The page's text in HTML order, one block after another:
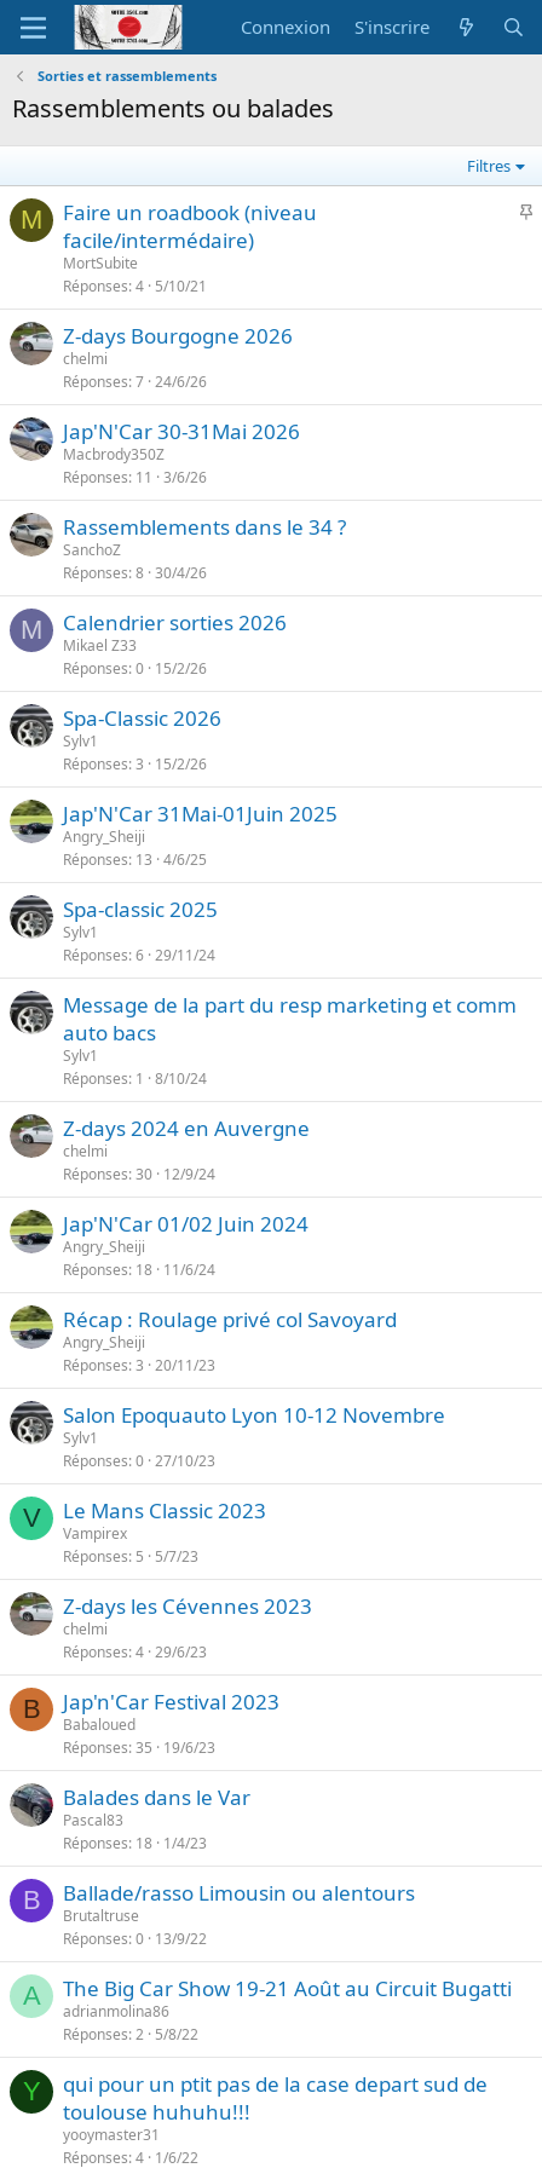
Connexion S'inscrire
Sorties et rassemblements
Rassemblements ou balades
Filtres
M
I
r
t
Faire un roadbook (niveau
facile/intermédaire)
MortSubite
Réponses 4 5/10/21
Z-days Bourgogne 2026
chelmi
Réponses 7 24/6/26
Jap'N'Car 30-31Mai 2026
Macbrody350Z
Réponses 11 3/6/26
Rassemblements dans le 34 ?
SanchoZ
Réponses 8 30/4/26
M Calendrier sorties 2026
Mikael Z33
Réponses 0 15/2/26
Spa-Classic 2026
Sylv1
Réponses 3 15/2/26
Jap'N'Car 31Mai-01Juin 2025
Angry_Sheiji
Réponses 13 4/6/25
Spa-classic 2025
Sylv1
Réponses 6 29/11/24
Message de la part du resp marketing et comm
auto bacs
Sylv1
Réponses 1 8/10/24
Z-days 2024 en Auvergne
chelmi
Réponses 30 12/9/24
Jap'N'Car 01/02 Juin 2024
Angry_Sheiji
Réponses 18 11/6/24
Récap : Roulage privé col Savoyard
Angry_Sheiji
Réponses 3 20/11/23
Salon Epoquauto Lyon 10-12 Novembre
Sylv1
Réponses 0 27/10/23
V Le Mans Classic 2023
Vampirex
Réponses 5 5/7/23
Z-days les Cévennes 2023
chelmi
Réponses 4 29/6/23
B Jap'n'Car Festival 2023
Babaloued
Réponses 35 19/6/23
Balades dans le Var
Pascal83
Réponses 18 1/4/23
B Ballade/rasso Limousin ou alentours
Brutaltruse
Réponses 0 13/9/22
A The Big Car Show 19-21 Août au Circuit Bugatti
adrianmolina86
Réponses 2 5/8/22
Y
qui pour un ptit pas de la case depart sud de
toulouse huhuhu!!!
yooymaster31
Réponses 4 1/6/22